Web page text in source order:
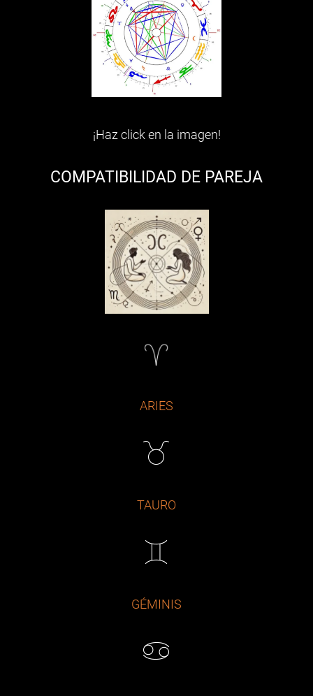
¡Haz click en la imagen!
COMPATIBILIDAD DE PAREJA
ARIES
TAURO
GÉMINIS